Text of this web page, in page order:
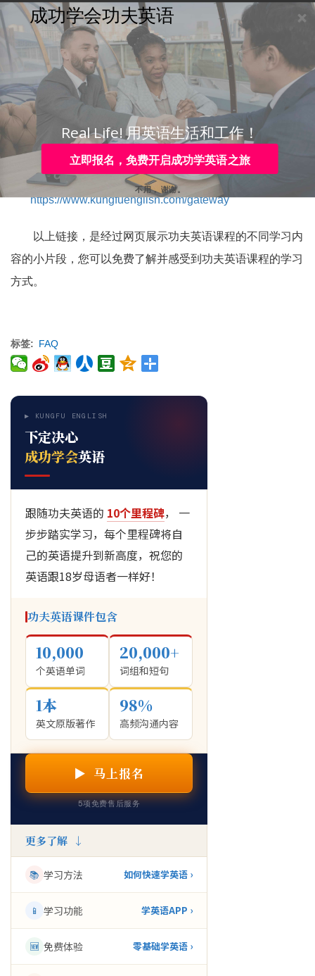
购买
注册
Toggle
navigation
咨询热线：
4006-979-088 或 0755-88820630
功夫英语有免费体验课
吗？
如下是功夫英语课程展示的链接，相当于免费体验：
https://www.kungfuenglish.com/gateway
以上链接，是经过网页展示功夫英语课程的不同学习内
容的小片段，您可以免费了解并感受到功夫英语课程的学习
方式。
标签 FAQ
▶ KUNGFU ENGLISH
下定决心
成功学会英语
跟随功夫英语的 10个里程碑， 一
步步踏实学习，每个里程碑将自
己的英语提升到新高度，祝您的
英语跟18岁母语者一样好！
功夫英语课件包含
10,000
个英语单词
20,000+
词组和短句
1本
英文原版著作
98%
高频沟通内容
▶ 马上报名
5项免费售后服务
更多了解 ↓
📚 学习方法 如何快速学英语 ›
📱 学习功能 学英语APP ›
🆕 免费体验 零基础学英语 ›
立即报名，免费开启成功学英语之旅
成功学会功夫英语
Real Life! 用英语生活和工作！
不用， 谢谢。